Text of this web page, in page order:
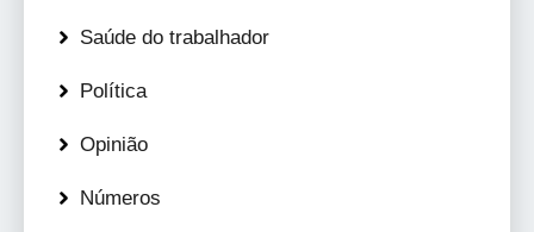
Saúde do trabalhador
Política
Opinião
Números